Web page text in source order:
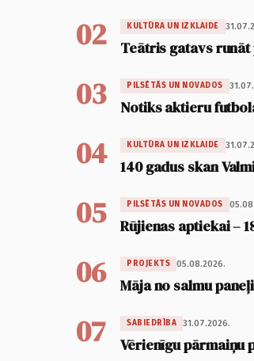
02 KULTŪRA UN IZKLAIDE
Teātris gatavs
03 PILSĒTĀS UN NOVADOS
Notiks aktieru
04 KULTŪRA UN IZKLAIDE
140 gadus skan
05 PILSĒTĀS UN NOVADOS
Rūjienas aptiekai –
06 PROJEKTS 05.08.2026.
Māja no salmu
07 SABIEDRĪBA 31.07.2026.
Vērienīgu pārmaiņu